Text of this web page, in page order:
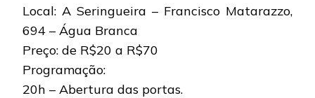
Local: A Seringueira – Francisco Matarazzo,
694 – Água Branca
Preço: de R$20 a R$70
Programação:
20h – Abertura das portas.